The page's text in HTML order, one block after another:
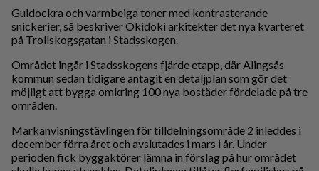
Guldockra och varmbeiga toner med kontrasterande
snickerier, så beskriver Okidoki arkitekter det nya kvarteret
på Trollskogsgatan i Stadsskogen.
Området ingår i Stadsskogens fjärde etapp, där Alingsås
kommun sedan tidigare antagit en detaljplan som gör det
möjligt att bygga omkring 100 nya bostäder fördelade på tre
områden.
Markanvisningstävlingen för tilldelningsområde 2 inleddes i
december förra året och avslutades i mars i år. Under
perioden fick byggaktörer lämna in förslag på hur området